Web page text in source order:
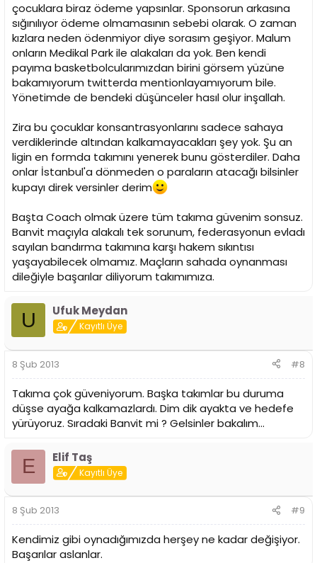
çocuklara biraz ödeme yapsınlar. Sponsorun arkasına
sığınılıyor ödeme olmamasının sebebi olarak. O zaman
kızlara neden ödenmiyor diye sorasım geşiyor. Malum
onların Medikal Park ile alakaları da yok. Ben kendi
payıma basketbolcularımızdan birini görsem yüzüne
bakamıyorum twitterda mentionlayamıyorum bile.
Yönetimde de bendeki düşünceler hasıl olur inşallah.
Zira bu çocuklar konsantrasyonlarını sadece sahaya
verdiklerinde altından kalkamayacakları şey yok. Şu an
ligin en formda takımını yenerek bunu gösterdiler. Daha
onlar İstanbul'a dönmeden o paraların atacağı bilsinler
kupayı direk versinler derim
Başta Coach olmak üzere tüm takıma güvenim sonsuz.
Banvit maçıyla alakalı tek sorunum, federasyonun evladı
sayılan bandırma takımına karşı hakem sıkıntısı
yaşayabilecek olmamız. Maçların sahada oynanması
dileğiyle başarılar diliyorum takımımıza.
U Ufuk Meydan
Kayıtlı Üye
8 Şub 2013 #8
Takıma çok güveniyorum. Başka takımlar bu duruma
düşse ayağa kalkamazlardı. Dim dik ayakta ve hedefe
yürüyoruz. Sıradaki Banvit mi ? Gelsinler bakalım...
E Elif Taş
Kayıtlı Üye
8 Şub 2013 #9
Kendimiz gibi oynadığımızda herşey ne kadar değişiyor.
Başarılar aslanlar.